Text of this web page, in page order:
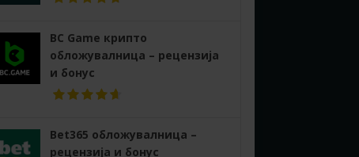
BC Game крипто
обложувалница – рецензија
и бонус
Bet365 обложувалница –
рецензија и бонус